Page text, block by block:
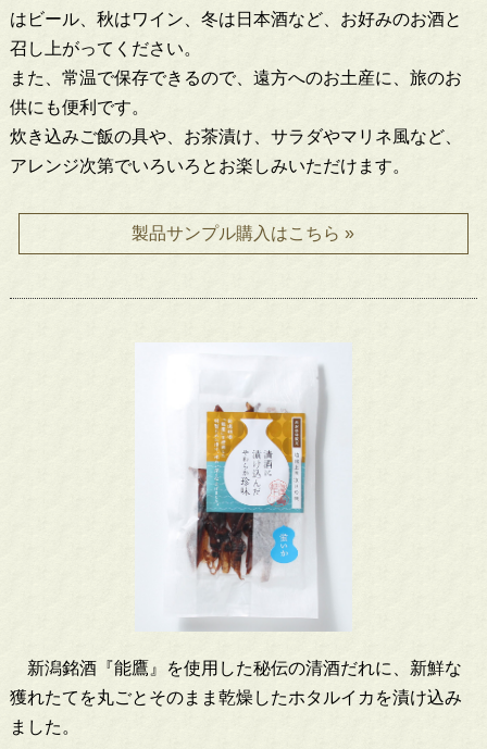
はビール、秋はワイン、冬は日本酒など、お好みのお酒と
召し上がってください。
また、常温で保存できるので、遠方へのお土産に、旅のお
供にも便利です。
炊き込みご飯の具や、お茶漬け、サラダやマリネ風など、
アレンジ次第でいろいろとお楽しみいただけます。
製品サンプル購入はこちら »
新潟銘酒『能鷹』を使用した秘伝の清酒だれに、新鮮な
獲れたてを丸ごとそのまま乾燥したホタルイカを漬け込み
ました。